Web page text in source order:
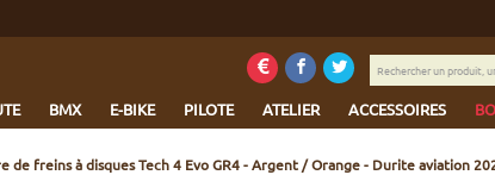
BMX E-BIKE PILOTE ATELIER ACCESSOIRES
Rechercher
un
une
marque...
de freins à disques Tech 4 Evo GR4 - Argent / Orange - Durite aviation